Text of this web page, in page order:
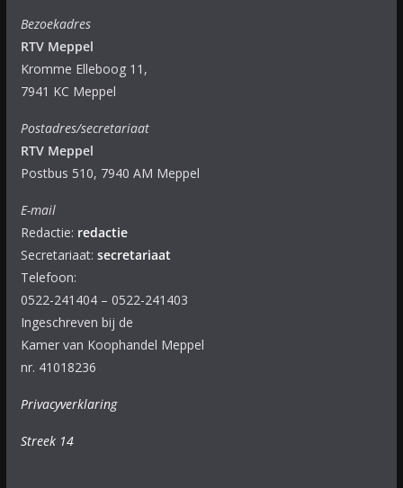
Bezoekadres
RTV Meppel
Kromme Elleboog 11,
7941 KC Meppel
Postadres/secretariaat
RTV Meppel
Postbus 510, 7940 AM Meppel
E-mail
Redactie: redactie
Secretariaat: secretariaat
Telefoon:
0522-241404 – 0522-241403
Ingeschreven bij de
Kamer van Koophandel Meppel
nr. 41018236
Privacyverklaring
Streek 14